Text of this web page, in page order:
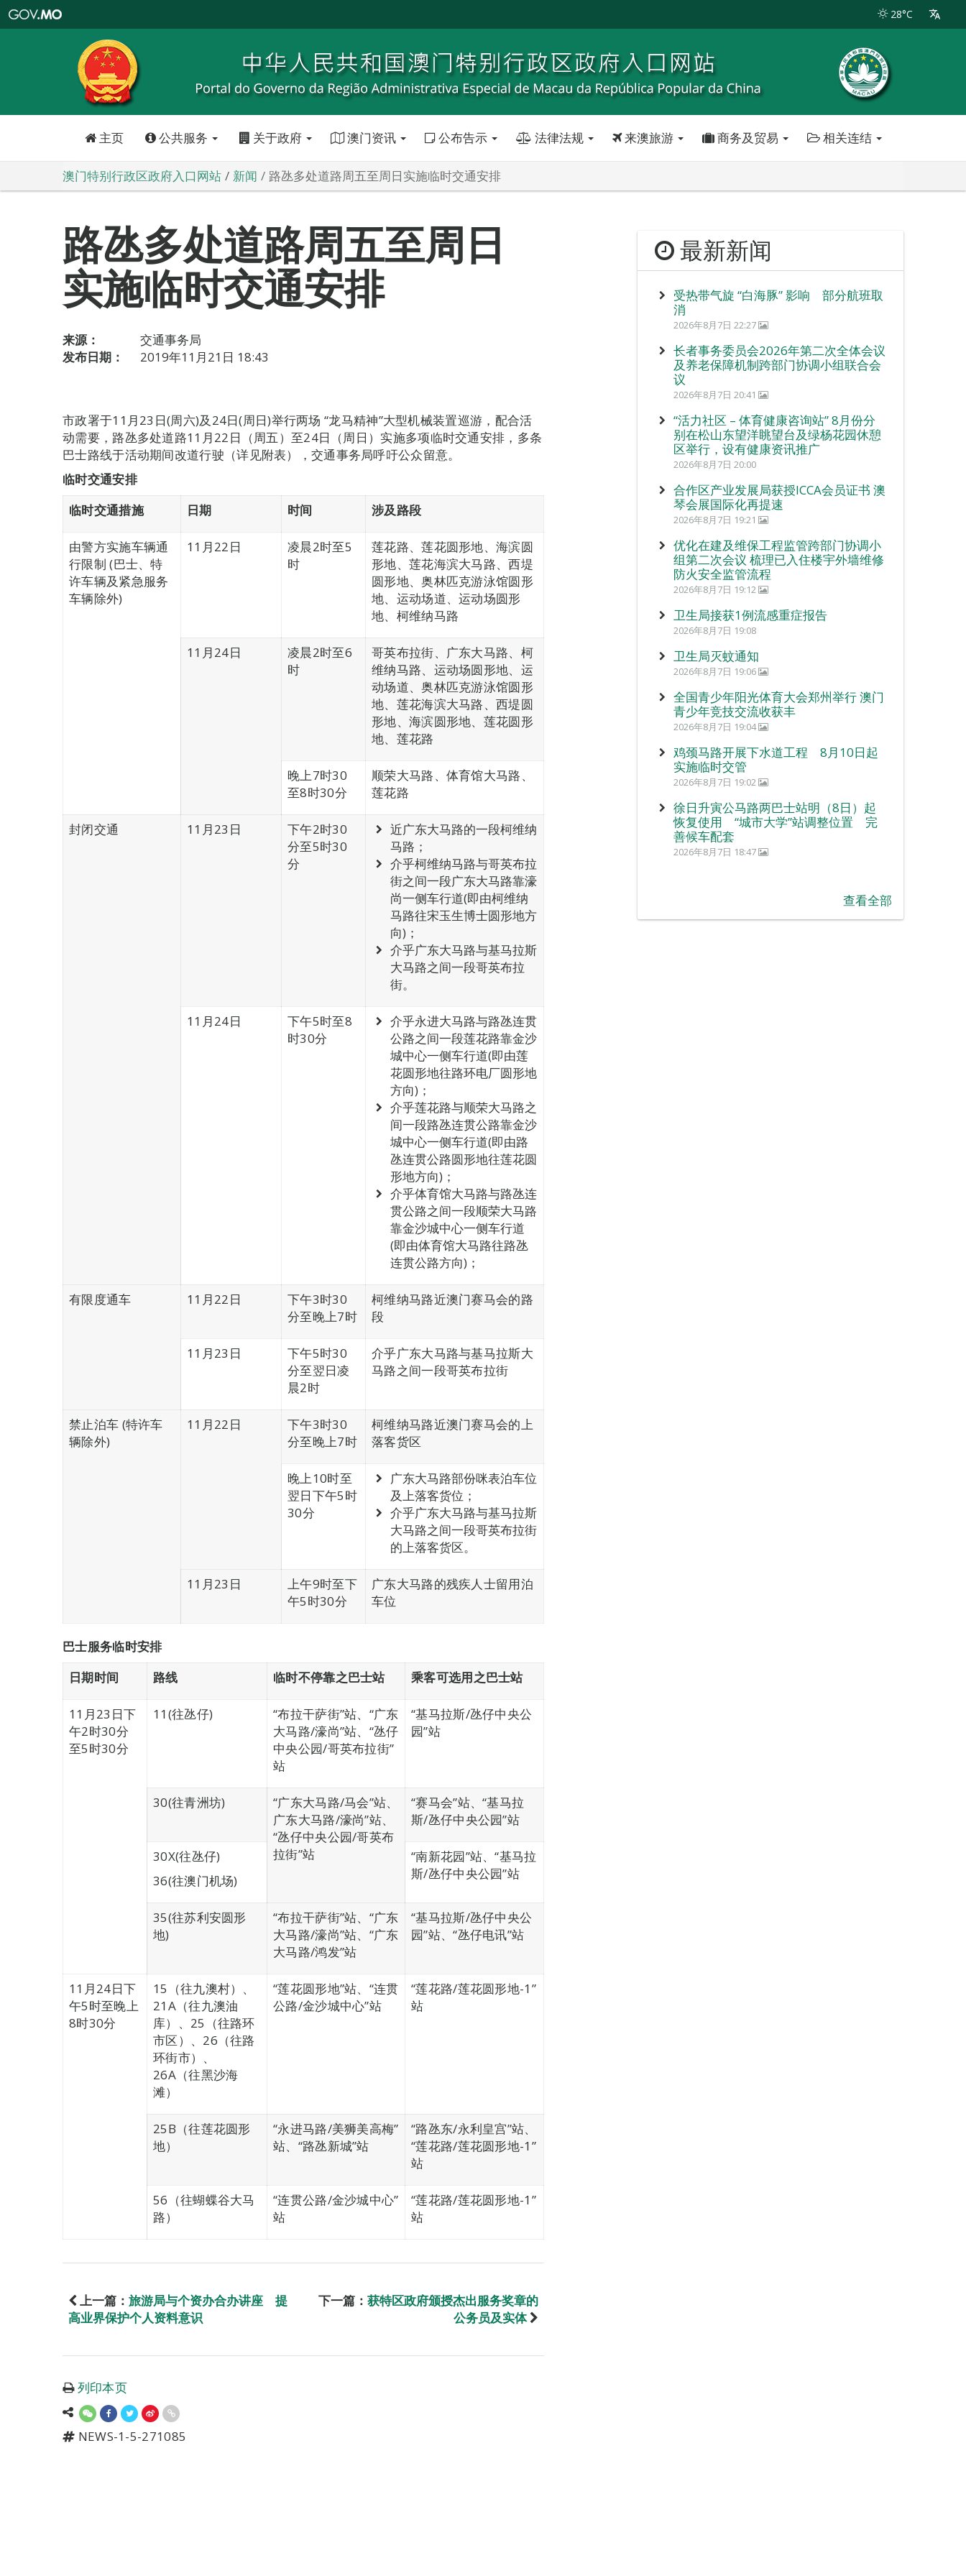
特
政
区
政
口
28°C
主页 公共服务 关于政府 澳门资讯 公布告示 法律法规 来澳旅游 商务及贸易 相关连结
澳门特别行政区政府入口网站 新闻 路氹多处道路周五至周日实施临时交通安排
路氹多处道路周五至周日
实施临时交通安排
来源：
交通事务局
发布日期：
2019年11月21日 18:43
市政署于11月23日(周六)及24日(周日)举行两场 “龙马精神”大型机械装置巡游，配合活
动需要，路氹多处道路11月22日（周五）至24日（周日）实施多项临时交通安排，多条
巴士路线于活动期间改道行驶（详见附表），交通事务局呼吁公众留意。
临时交通安排
临时交通措施
日期 时间 涉及路段
由警方实施车辆通
行限制 (巴士、特
许车辆及紧急服务
车辆除外)
11月22日
凌晨2时至5
时
莲花路、莲花圆形地、海滨圆
形地、莲花海滨大马路、西堤
圆形地、奥林匹克游泳馆圆形
地、运动场道、运动场圆形
地、柯维纳马路
11月24日
凌晨2时至6
时
哥英布拉街、广东大马路、柯
维纳马路、运动场圆形地、运
动场道、奥林匹克游泳馆圆形
地、莲花海滨大马路、西堤圆
形地、海滨圆形地、莲花圆形
地、莲花路
晚上7时30
至8时30分
顺荣大马路、体育馆大马路、
莲花路
封闭交通 11月23日
下午2时30
分至5时30
分
近广东大马路的一段柯维纳
马路；
介乎柯维纳马路与哥英布拉
街之间一段广东大马路靠濠
尚一侧车行道(即由柯维纳
马路往宋玉生博士圆形地方
向)；
介乎广东大马路与基马拉斯
大马路之间一段哥英布拉
街。
11月24日
下午5时至8
时30分
介乎永进大马路与路氹连贯
公路之间一段莲花路靠金沙
城中心一侧车行道(即由莲
花圆形地往路环电厂圆形地
方向)；
介乎莲花路与顺荣大马路之
间一段路氹连贯公路靠金沙
城中心一侧车行道(即由路
氹连贯公路圆形地往莲花圆
形地方向)；
介乎体育馆大马路与路氹连
贯公路之间一段顺荣大马路
靠金沙城中心一侧车行道
(即由体育馆大马路往路氹
连贯公路方向)；
有限度通车 11月22日
下午3时30
分至晚上7时
柯维纳马路近澳门赛马会的路
段
11月23日
下午5时30
分至翌日凌
晨2时
介乎广东大马路与基马拉斯大
马路之间一段哥英布拉街
禁止泊车 (特许车
辆除外)
11月22日
下午3时30
分至晚上7时
柯维纳马路近澳门赛马会的上
落客货区
晚上10时至
翌日下午5时
30分
广东大马路部份咪表泊车位
及上落客货位；
介乎广东大马路与基马拉斯
大马路之间一段哥英布拉街
的上落客货区。
11月23日
上午9时至下
午5时30分
广东大马路的残疾人士留用泊
车位
巴士服务临时安排
日期时间
路线 临时不停靠之巴士站 乘客可选用之巴士站
11月23日下
午2时30分
至5时30分
11(往氹仔)
“布拉干萨街”站、“广东
大马路/濠尚”站、“氹仔
中央公园/哥英布拉街”
站
“基马拉斯/氹仔中央公
园”站
30(往青洲坊)
“广东大马路/马会”站、
广东大马路/濠尚”站、
“氹仔中央公园/哥英布
拉街”站
“赛马会”站、“基马拉
斯/氹仔中央公园”站
30X(往氹仔)
36(往澳门机场)
“南新花园”站、“基马拉
斯/氹仔中央公园”站
35(往苏利安圆形
地)
“布拉干萨街”站、“广东
大马路/濠尚”站、“广东
大马路/鸿发”站
“基马拉斯/氹仔中央公
园”站、“氹仔电讯”站
11月24日下
午5时至晚上
8时30分
15（往九澳村）、
21A（往九澳油
库）、25（往路环
市区）、26（往路
环街市）、
26A（往黑沙海
滩）
“莲花圆形地”站、“连贯
公路/金沙城中心”站
“莲花路/莲花圆形地-1”
站
25B（往莲花圆形
地）
“永进马路/美狮美高梅”
站、“路氹新城”站
“路氹东/永利皇宫”站、
“莲花路/莲花圆形地-1”
站
56（往蝴蝶谷大马
路）
“连贯公路/金沙城中心”
站
“莲花路/莲花圆形地-1”
站
上一篇： 旅游局与个资办合办讲座 提
高业界保护个人资料意识
下一篇： 获特区政府颁授杰出服务奖章的
公务员及实体
列印本页
NEWS-1-5-271085
最新新闻
受热带气旋 “白海豚” 影响 部分航班取
消
2026年8月7日 22:27
长者事务委员会2026年第二次全体会议
及养老保障机制跨部门协调小组联合会
议
2026年8月7日 20:41
“活力社区 – 体育健康咨询站” 8月份分
别在松山东望洋眺望台及绿杨花园休憩
区举行，设有健康资讯推广
2026年8月7日 20:00
合作区产业发展局获授ICCA会员证书 澳
琴会展国际化再提速
2026年8月7日 19:21
优化在建及维保工程监管跨部门协调小
组第二次会议 梳理已入住楼宇外墙维修
防火安全监管流程
2026年8月7日 19:12
卫生局接获1例流感重症报告
2026年8月7日 19:08
卫生局灭蚊通知
2026年8月7日 19:06
全国青少年阳光体育大会郑州举行 澳门
青少年竞技交流收获丰
2026年8月7日 19:04
鸡颈马路开展下水道工程 8月10日起
实施临时交管
2026年8月7日 19:02
徐日升寅公马路两巴士站明（8日）起
恢复使用 “城市大学”站调整位置 完
善候车配套
2026年8月7日 18:47
查看全部